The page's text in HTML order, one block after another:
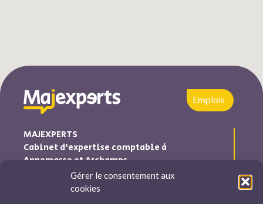
Gérer le consentement aux
cookies
Emplois
MAJEXPERTS
Cabinet d’expertise comptable à
Annemasse et Archamps
Majexperts est inscrite au tableau de l’ordre des experts
comptables Auvergne-Rhône-Alpes